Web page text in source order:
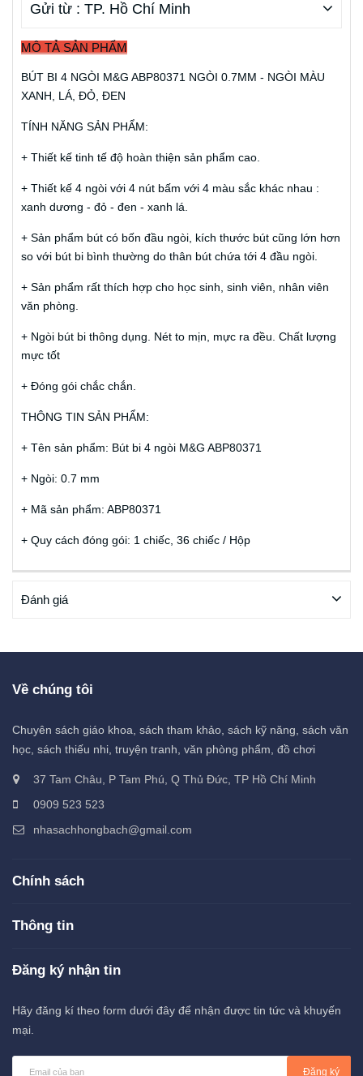
Gửi từ : TP. Hồ Chí Minh
MÔ TẢ SẢN PHẨM
BÚT BI 4 NGÒI M&G ABP80371 NGÒI 0.7MM - NGÒI MÀU
XANH, LÁ, ĐỎ, ĐEN
TÍNH NĂNG SẢN PHẨM:
+ Thiết kế tinh tế độ hoàn thiện sản phẩm cao.
+ Thiết kế 4 ngòi với 4 nút bấm với 4 màu sắc khác nhau :
xanh dương - đỏ - đen - xanh lá.
+ Sản phẩm bút có bốn đầu ngòi, kích thước bút cũng lớn hơn
so với bút bi bình thường do thân bút chứa tới 4 đầu ngòi.
+ Sản phẩm rất thích hợp cho học sinh, sinh viên, nhân viên
văn phòng.
+ Ngòi bút bi thông dụng. Nét to mịn, mực ra đều. Chất lượng
mực tốt
+ Đóng gói chắc chắn.
THÔNG TIN SẢN PHẨM:
+ Tên sản phẩm: Bút bi 4 ngòi M&G ABP80371
+ Ngòi: 0.7 mm
+ Mã sản phẩm: ABP80371
+ Quy cách đóng gói: 1 chiếc, 36 chiếc / Hộp
Đánh giá
Về chúng tôi
Chuyên sách giáo khoa, sách tham khảo, sách kỹ năng, sách văn
học, sách thiếu nhi, truyện tranh, văn phòng phẩm, đồ chơi
37 Tam Châu, P Tam Phú, Q Thủ Đức, TP Hồ Chí Minh
0909 523 523
nhasachhongbach@gmail.com
Chính sách
Thông tin
Đăng ký nhận tin
Hãy đăng kí theo form dưới đây để nhận được tin tức và khuyến
mại.
Đăng ký